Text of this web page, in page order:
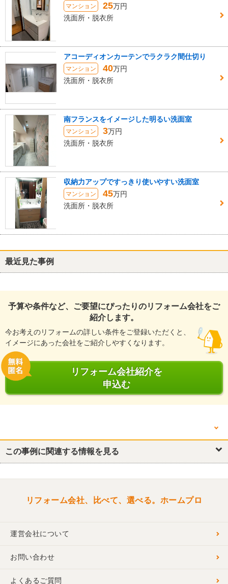
マンション 25万円
洗面所・脱衣所
アコーディオンカーテンでラクラク間仕切り
マンション 40万円
洗面所・脱衣所
南フランスをイメージした明るい洗面室
マンション 3万円
洗面所・脱衣所
収納力アップですっきり使いやすい洗面室
マンション 45万円
洗面所・脱衣所
最近見た事例
予算や条件など、ご要望にぴったりのリフォーム会社をご
紹介します。
今お考えのリフォームの詳しい条件をご登録いただくと、
イメージにあった会社をご紹介しやすくなります。
リフォーム会社紹介を
申込む
他の箇所を見る
キッチン・台所 浴室・ユニットバス トイレ
この事例に関連する情報を見る
リフォーム会社、比べて、選べる。ホームプロ
運営会社について
お問い合わせ
よくあるご質問